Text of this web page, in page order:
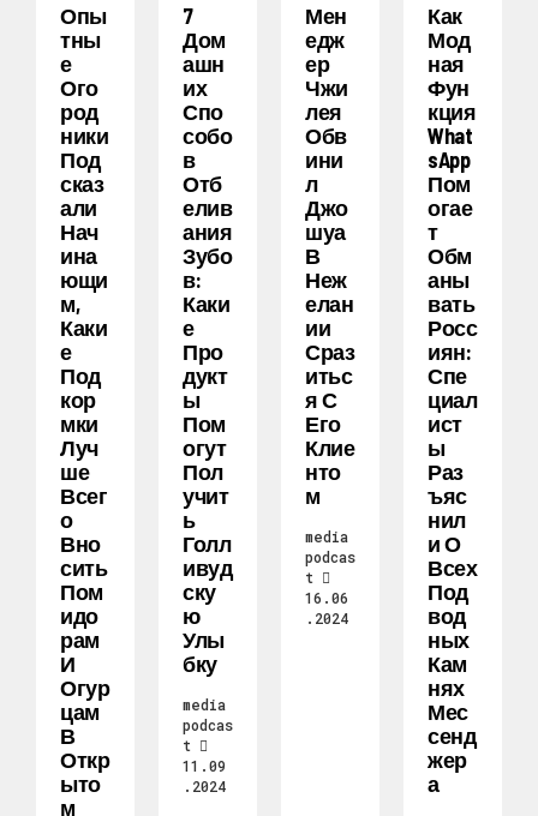
Опы
Тны
Е
Ого
Род
Ники
Под
Сказ
Али
Нач
Ина
Ющи
М,
Каки
Е
Под
Кор
Мки
Луч
Ше
Всег
О
Вно
Сить
Пом
Идо
Рам
И
Огур
Цам
В
Откр
Ыто
М
7
Дом
Ашн
Их
Спо
Собо
В
Отб
Елив
Ания
Зубо
В:
Каки
Е
Про
Дукт
Ы
Пом
Огут
Пол
Учит
Ь
Голл
Ивуд
Ску
Ю
Улы
Бку
media
podcas
t
11.09
.2024
Мен
Едж
Ер
Чжи
Лея
Обв
Ини
Л
Джо
Шуа
В
Неж
Елан
Ии
Сраз
Итьс
Я С
Его
Клие
Нто
М
media
podcas
t
16.06
.2024
Как
Мод
Ная
Фун
Кция
What
SApp
Пом
Огае
Т
Обм
Аны
Вать
Росс
Иян:
Спе
Циал
Ист
Ы
Раз
Ъяс
Нил
И О
Всех
Под
Вод
Ных
Кам
Нях
Мес
Сенд
Жер
А